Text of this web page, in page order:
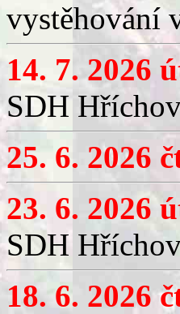
vystěhování
14. 7. 2026
SDH
25. 6. 2026
23. 6. 2026
SDH
18. 6. 2026